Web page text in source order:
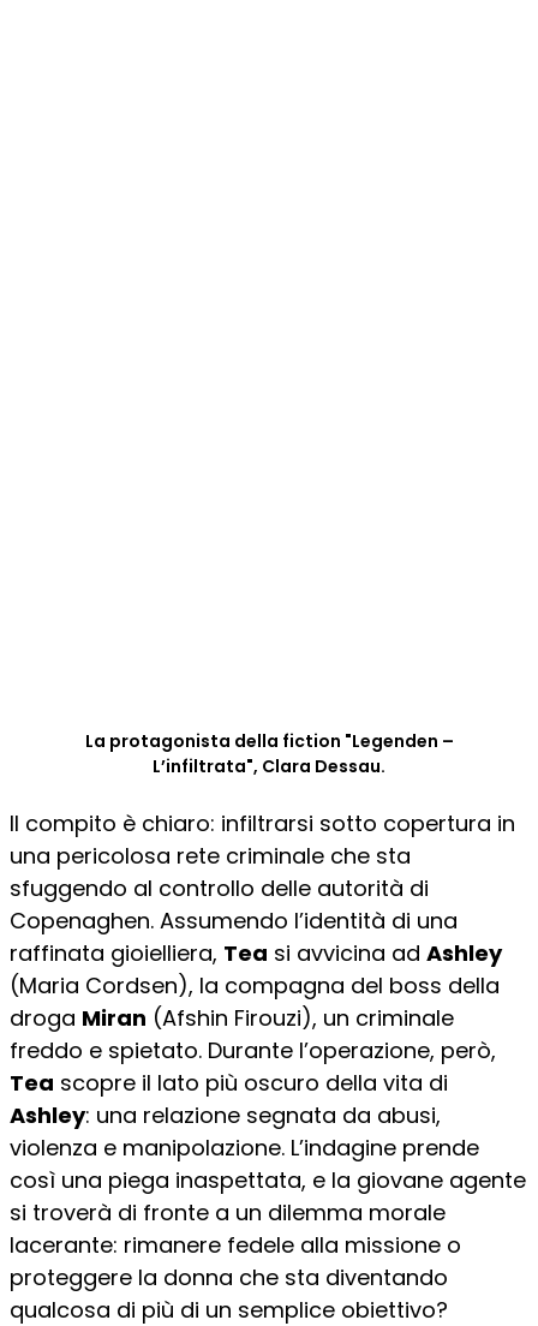
La protagonista della fiction "Legenden –
L’infiltrata", Clara Dessau.
Il compito è chiaro: infiltrarsi sotto copertura in
una pericolosa rete criminale che sta
sfuggendo al controllo delle autorità di
Copenaghen. Assumendo l’identità di una
raffinata gioielliera, Tea si avvicina ad Ashley
(Maria Cordsen), la compagna del boss della
droga Miran (Afshin Firouzi), un criminale
freddo e spietato. Durante l’operazione, però,
Tea scopre il lato più oscuro della vita di
Ashley: una relazione segnata da abusi,
violenza e manipolazione. L’indagine prende
così una piega inaspettata, e la giovane agente
si troverà di fronte a un dilemma morale
lacerante: rimanere fedele alla missione o
proteggere la donna che sta diventando
qualcosa di più di un semplice obiettivo?